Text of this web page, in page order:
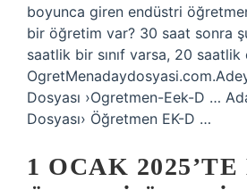
boyunca giren endüstri
bir öğretim var? 30 saat sonra
saatlik bir sınıf varsa, 20 saatlik
Dosyası ›Ogretmen-Eek-D …
Dosyası› Öğretmen EK-D …
1 OCAK